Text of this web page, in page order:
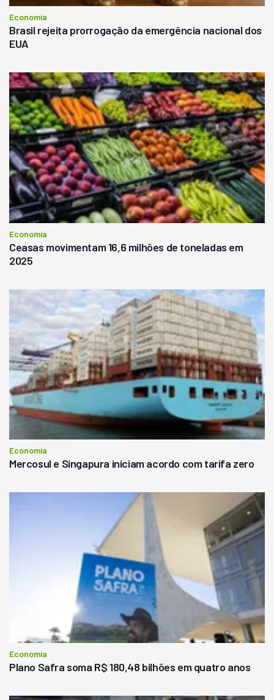
Economia
Brasil rejeita prorrogação da emergência nacional dos
EUA
Economia
Ceasas movimentam 16,6 milhões de toneladas em
2025
Economia
Mercosul e Singapura iniciam acordo com tarifa zero
Economia
Plano Safra soma R$ 180,48 bilhões em quatro anos